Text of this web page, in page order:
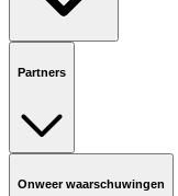
Partners
Onweer waarschuwingen